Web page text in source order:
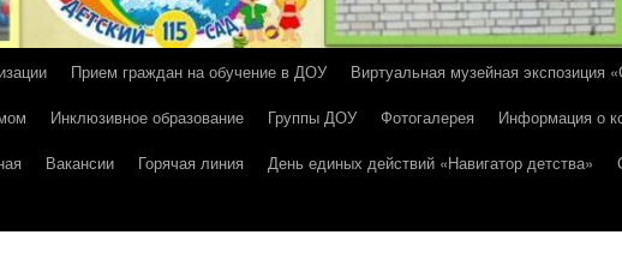
Прием граждан на обучение в ДОУ
Виртуальная музейная экспозиция
Инклюзивное образование Группы ДОУ Фотогалерея
Информация о
Вакансии Горячая линия День единых действий «Навигатор детства»